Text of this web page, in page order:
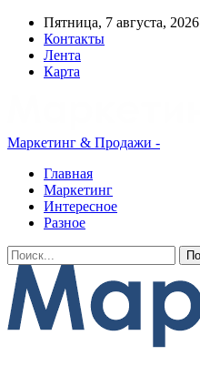
Пятница, 7 августа, 2026
Контакты
Лента
Карта
Маркетинг & Продажи -
Главная
Маркетинг
Интересное
Разное